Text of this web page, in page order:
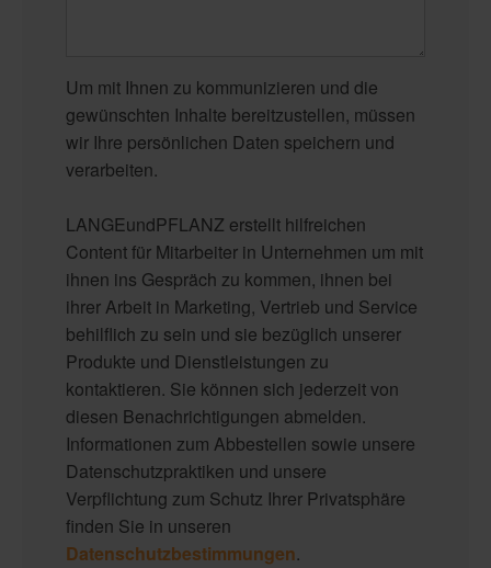
Um mit Ihnen zu kommunizieren und die
gewünschten Inhalte bereitzustellen, müssen
wir Ihre persönlichen Daten speichern und
verarbeiten.
LANGEundPFLANZ erstellt hilfreichen
Content für Mitarbeiter in Unternehmen um mit
ihnen ins Gespräch zu kommen, ihnen bei
ihrer Arbeit in Marketing, Vertrieb und Service
behilflich zu sein und sie bezüglich unserer
Produkte und Dienstleistungen zu
kontaktieren. Sie können sich jederzeit von
diesen Benachrichtigungen abmelden.
Informationen zum Abbestellen sowie unsere
Datenschutzpraktiken und unsere
Verpflichtung zum Schutz Ihrer Privatsphäre
finden Sie in unseren
Datenschutzbestimmungen.